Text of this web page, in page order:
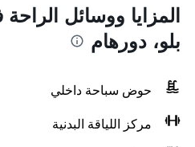
المزايا ووسائل
بلو، دورهام
حوض سباحة داخلي
مركز اللياقة البدنية